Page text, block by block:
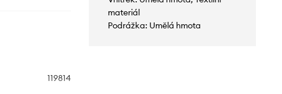
119814
materiál
Podrážka: Umělá hmota